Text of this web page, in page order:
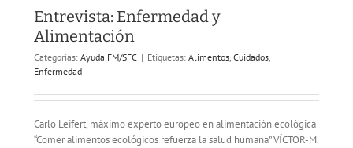
Entrevista: Enfermedad y
Alimentación
Categorías: Ayuda FM/SFC | Etiquetas: Alimentos, Cuidados,
Enfermedad
Carlo Leifert, máximo experto europeo en alimentación ecológica
“Comer alimentos ecológicos refuerza la salud humana” VÍCTOR-M.
Ayuda FM/SFC